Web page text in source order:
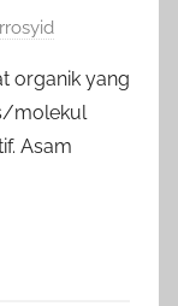
organik yang
molekul
Asam